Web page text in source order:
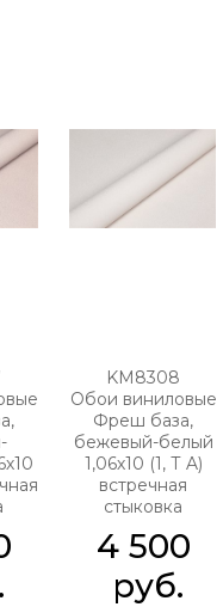
KM8308
Обои виниловые
Фреш база,
бежевый-белый
1,06х10 (1, Т A)
встречная
стыковка
4 500
руб.